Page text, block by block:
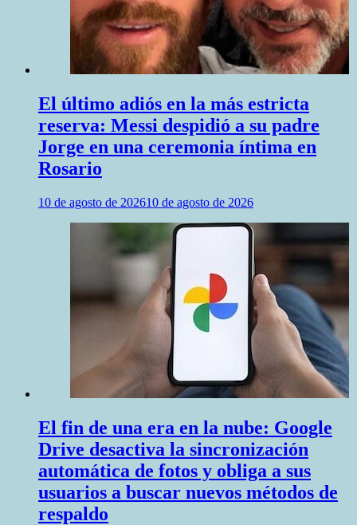
El último adiós en la más estricta
reserva: Messi despidió a su padre
Jorge en una ceremonia íntima en
Rosario
10 de agosto de 202610 de agosto de 2026
El fin de una era en la nube: Google
Drive desactiva la sincronización
automática de fotos y obliga a sus
usuarios a buscar nuevos métodos de
respaldo